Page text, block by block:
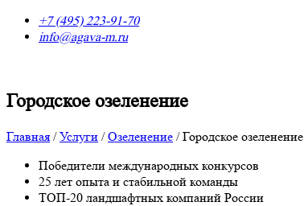
+7 (495) 223-91-70
info@agava-m.ru
Городское озеленение
Главная /Услуги /Озеленение /Городское озеленение
Победители международных конкурсов
25 лет опыта и стабильной команды
ТОП-20 ландшафтных компаний России